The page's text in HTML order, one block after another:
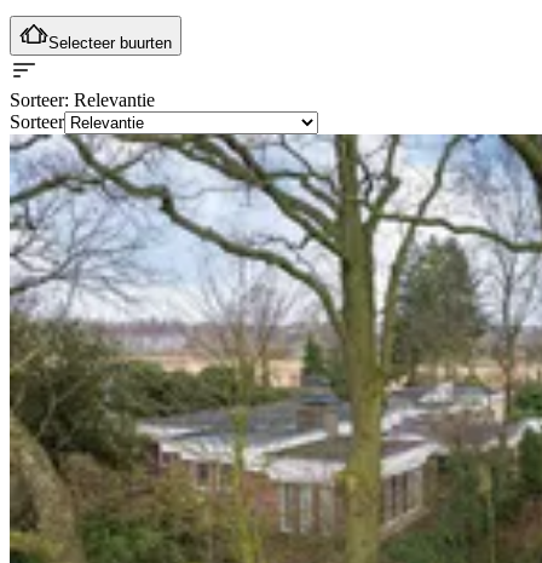
Selecteer buurten
Sorteer: Relevantie
Sorteer